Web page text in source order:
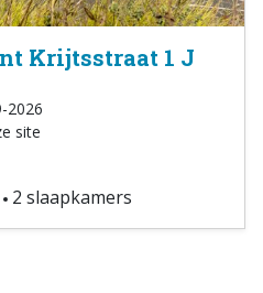
Krijtsstraat 1 J
2026
site
2 slaapkamers